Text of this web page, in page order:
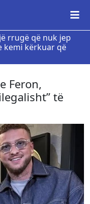
rrugë që nuk jep
kemi kërkuar që
Feron,
të